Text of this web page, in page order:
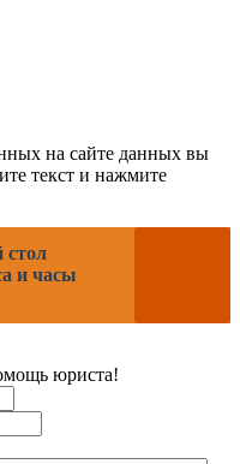
на сайте данных вы
текст и нажмите
стол
и часы
юриста!